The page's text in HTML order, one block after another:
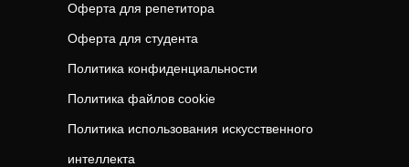
Оферта для репетитора
Оферта для студента
Политика конфиденциальности
Политика файлов cookie
Политика использования искусственного
интеллекта